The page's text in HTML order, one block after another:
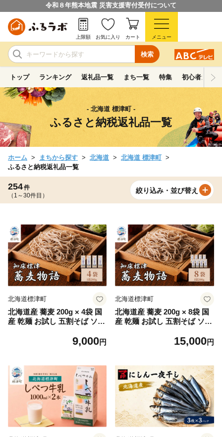
令和８年熊本地震 災害支援寄付受付について
検索
上限額 お気に入り カート メニュー
トップ ランキング 返礼品一覧 まち一覧 特集 初心者ガイド
- 北海道 標津町 -
ふるさと納税返礼品一覧
ホーム まちから探す 北海道
北海道 標津町
ふるさと納税返礼品一覧
254件
（1～30件目）
絞り込み・並び替え
北海道標津町
北海道産 蕎麦 200g × 4袋 国
産 乾麺 お試し 五割そば ソバ
用 贈り物 常備 常温保存 長期
海道 標津町
9,000円
北海道標津町
北海道産 蕎麦 200g × 8袋 国
産 乾麺 お試し 五割そば ソバ
用 贈り物 常備 常温保存 長期
海道 標津町
15,000円